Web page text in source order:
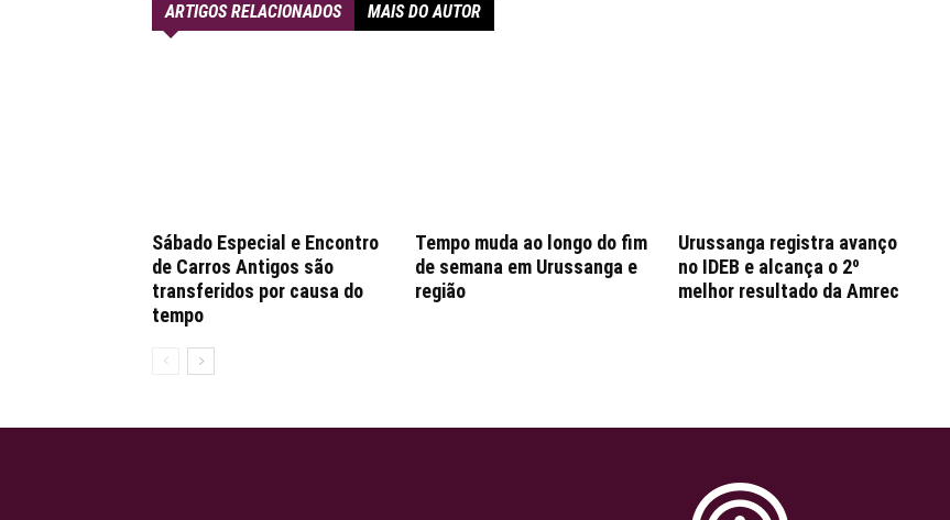
ARTIGOS RELACIONADOS MAIS DO AUTOR
Sábado Especial e Encontro
de Carros Antigos são
transferidos por causa do
tempo
Tempo muda ao longo do fim
de semana em Urussanga e
região
Urussanga registra avanço
no IDEB e alcança o 2º
melhor resultado da Amrec